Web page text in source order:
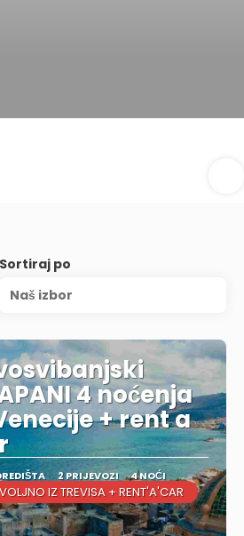
Sortiraj po
Naš izbor
4 noćenja
+ rent a
2 PRIJEVOZI 4 NOĆI
IZ TREVISA + RENT'A'CAR